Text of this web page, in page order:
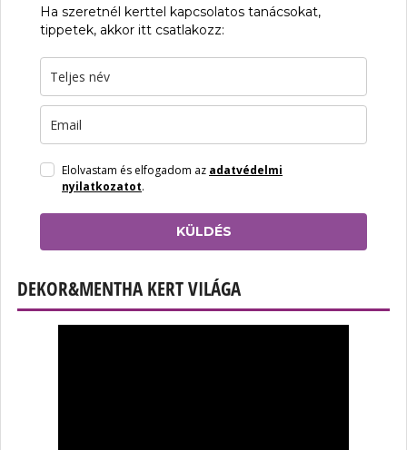
Ha szeretnél kerttel kapcsolatos tanácsokat,
tippetek, akkor itt csatlakozz:
Elolvastam és elfogadom az adatvédelmi
nyilatkozatot.
KÜLDÉS
DEKOR&MENTHA KERT VILÁGA